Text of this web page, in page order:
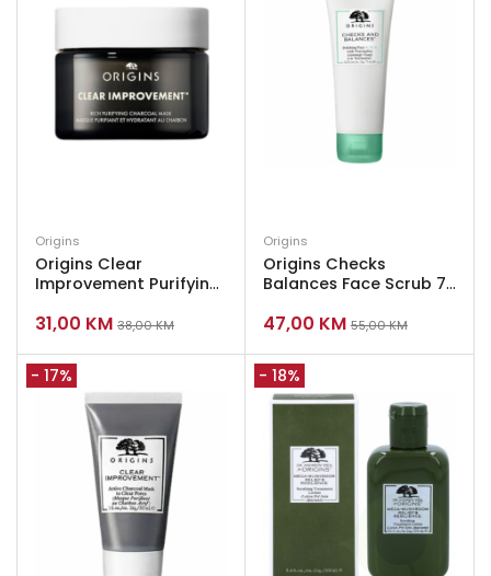
Origins
Origins Clear
Improvement Purifying
31,00 KM 38,00KM
Origins
Origins Checks
Balances Face Scrub 75
47,00 KM 55,00KM
- 17% - 18%